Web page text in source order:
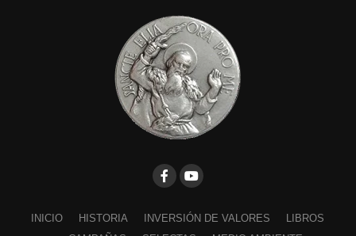
INICIO HISTORIA INVERSIÓN DE VALORES
LIBROS